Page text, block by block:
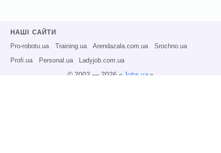
НАШІ САЙТИ
Pro-robotu.ua Training.ua Arendazala.com.ua Srochno.ua
Profi.ua Personal.ua Ladyjob.com.ua
© 2002 — 2026 « Jobs.ua»